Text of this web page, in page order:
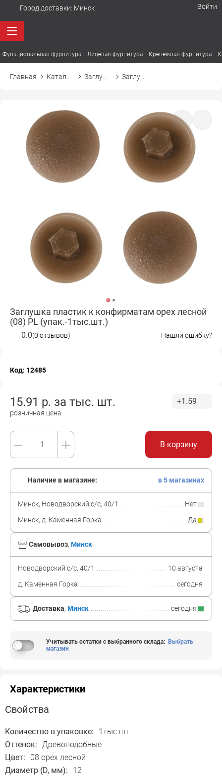
Город доставки: Минск Войти
Функциональная фурнитура Лицевая фурнитура Крепежная фурнитура
Главная
Заглушка пластик к конфирматам орех лесной
(08) PL (упак.-1тыс.шт.)
0.0(0 отзывов) Нашли ошибку?
Код: 12485
15.91 р. за тыс. шт.
розничная цена
+1.59
В корзину
Самовывоз, Минск
Новодворский с/с, 40/1
10 августа
д. Каменная Горка
сегодня
Доставка, Минск сегодня
Наличие в магазине: в 5 магазинах
Минск, Новодворский с/с, 40/1
Нет
Минск, д. Каменная Горка
Да
Учитывать остатки с выбранного склада: Выбрать
магазин
Характеристики
Свойства
Количество в упаковке:
1тыс.шт
Оттенок: Древоподобные
Цвет:
08 орех лесной
Диаметр (D, мм):
12